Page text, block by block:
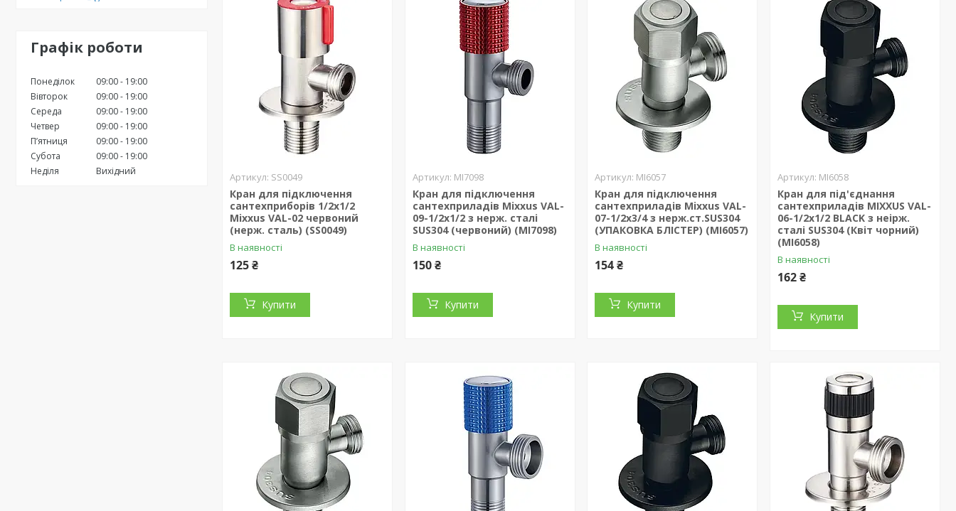
Графік роботи
Понеділок 09:00
19:00
Вівторок
09:00
19:00
Середа
09:00
19:00
Четвер
09:00
19:00
Пʼятниця
09:00
19:00
Субота
09:00
19:00
Неділя
Вихідний SS0049
Кран для підключення
сантехприборів 1/2x1/2
Mixxus VAL-02 червоний
(нерж. сталь) (SS0049)
В наявності
125 ₴
Купити
MI7098
Кран для підключення
сантехприладів Mixxus VAL-
09-1/2x1/2 з нерж. сталі
SUS304 (червоний) (MI7098)
В наявності
150 ₴
Купити
MI6057
Кран для підключення
сантехприладів Mixxus VAL-
07-1/2x3/4 з нерж.ст.SUS304
(УПАКОВКА БЛІСТЕР) (MI6057)
В наявності
154 ₴
Купити
MI6058
Кран для під'єднання
сантехприладів MIXXUS VAL-
06-1/2x1/2 BLACK з неірж.
сталі SUS304 (Квіт чорний)
(MI6058)
В наявності
162 ₴
Купити